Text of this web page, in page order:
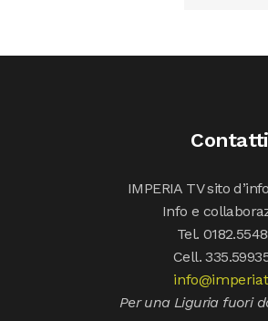
Contatti
IMPERIA TV sito
Info e
Tel.
Cell.
Per una Liguria fuori